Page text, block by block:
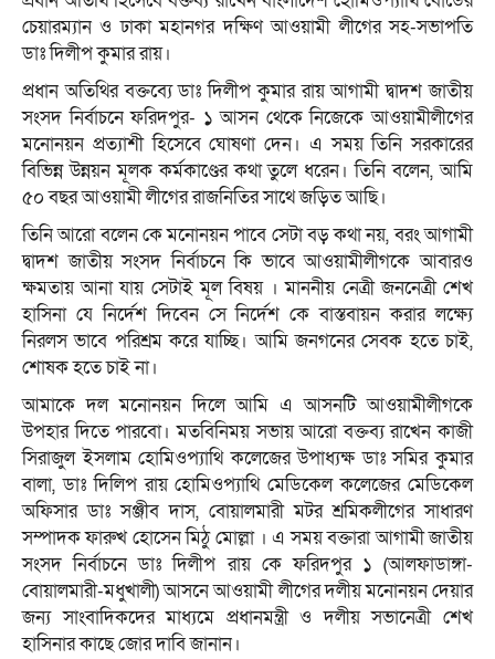
চেয়ারম্যান ও ঢাকা মহানগর দক্ষিণ আওয়ামী লীগের সহ-সভাপতি
ডাঃ দিলীপ কুমার রায়।
প্রধান অতিথির বক্তব্যে ডাঃ দিলীপ কুমার রায় আগামী দ্বাদশ জাতীয়
সংসদ নির্বাচনে ফরিদপুর- ১ আসন থেকে নিজেকে আওয়ামীলীগের
মনোনয়ন প্রত্যাশী হিসেবে ঘোষণা দেন। এ সময় তিনি সরকারের
বিভিন্ন উন্নয়ন মূলক কর্মকাণ্ডের কথা তুলে ধরেন। তিনি বলেন, আমি
৫০ বছর আওয়ামী লীগের রাজনিতির সাথে জড়িত আছি।
তিনি আরো বলেন কে মনোনয়ন পাবে সেটা বড় কথা নয়, বরং আগামী
দ্বাদশ জাতীয় সংসদ নির্বাচনে কি ভাবে আওয়ামীলীগকে আবারও
ক্ষমতায় আনা যায় সেটাই মূল বিষয় । মাননীয় নেত্রী জননেত্রী শেখ
হাসিনা যে নির্দেশ দিবেন সে নির্দেশ কে বাস্তবায়ন করার লক্ষ্যে
নিরলস ভাবে পরিশ্রম করে যাচ্ছি। আমি জনগনের সেবক হতে চাই,
শোষক হতে চাই না।
আমাকে দল মনোনয়ন দিলে আমি এ আসনটি আওয়ামীলীগকে
উপহার দিতে পারবো। মতবিনিময় সভায় আরো বক্তব্য রাখেন কাজী
সিরাজুল ইসলাম হোমিওপ্যাথি কলেজের উপাধ্যক্ষ ডাঃ সমির কুমার
বালা, ডাঃ দিলিপ রায় হোমিওপ্যাথি মেডিকেল কলেজের মেডিকেল
অফিসার ডাঃ সঞ্জীব দাস, বোয়ালমারী মটর শ্রমিকলীগের সাধারণ
সম্পাদক ফারুখ হোসেন মিঠু মোল্লা । এ সময় বক্তারা আগামী জাতীয়
সংসদ নির্বাচনে ডাঃ দিলীপ রায় কে ফরিদপুর ১ (আলফাডাঙ্গা-
বোয়ালমারী-মধুখালী) আসনে আওয়ামী লীগের দলীয় মনোনয়ন দেয়ার
জন্য সাংবাদিকদের মাধ্যমে প্রধানমন্ত্রী ও দলীয় সভানেত্রী শেখ
হাসিনার কাছে জোর দাবি জানান।